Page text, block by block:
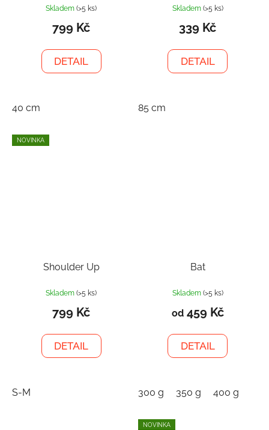
Skladem(>5 ks)
799 Kč
DETAIL
40 cm
Skladem (>5 ks)
339 Kč
DETAIL
85 cm
NOVINKA
Shoulder Up
Skladem(>5 ks)
799 Kč
DETAIL
S-M
Bat
Skladem (>5 ks)
od459 Kč
DETAIL
300 g 350 g 400 g
NOVINKA